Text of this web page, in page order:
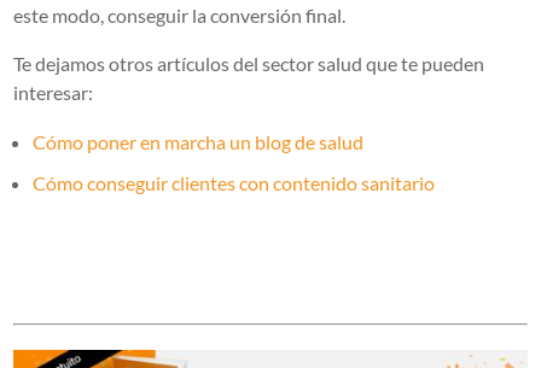
este modo, conseguir la conversión final.
Te dejamos otros artículos del sector salud que te pueden
interesar:
Cómo poner en marcha un blog de salud
Cómo conseguir clientes con contenido sanitario